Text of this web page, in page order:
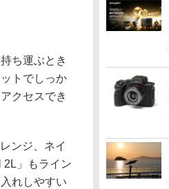
ち運ぶとき
トでしっか
クセスでき
ンジ、ネイ
2L」もライン
れしやすい